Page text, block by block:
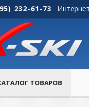
232-61-73
ТОВАРОВ